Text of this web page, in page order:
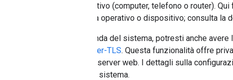
dispositivo (computer, telefono o router).
sistema operativo o dispositivo; consulta la
A seconda del sistema, potresti anche
DNS over-TLS. Questa funzionalità offre
Google server web. I dettagli sulla
ciascun sistema.